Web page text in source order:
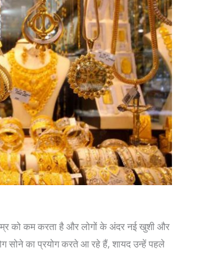
को कम करता है और लोगों के अंदर नई खुशी और
सोने का प्रयोग करते आ रहे हैं, शायद उन्हें पहले